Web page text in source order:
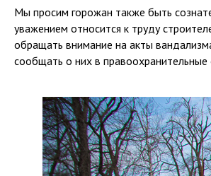
Мы просим горожан также быть
уважением относится к труду
обращать внимание на акты
сообщать о них в правоохранительные